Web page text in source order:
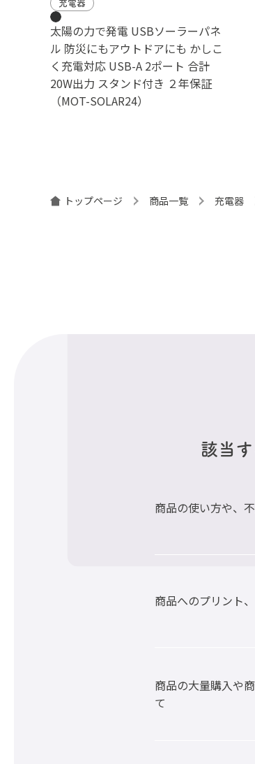
充電器
太陽の力で発電 USBソーラーパネ
ル 防災にもアウトドアにも かしこ
く充電対応 USB-A 2ポート 合計
20W出力 スタンド付き ２年保証
（MOT-SOLAR24）
トップページ 商品一覧 充電器
該当
商品の使い方や、
商品へのプリント
商品の大量購入や
て